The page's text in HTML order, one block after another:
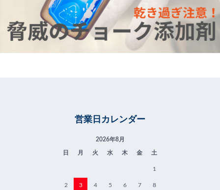
営業日カレンダー
2026年8月
日 月 火 水 木 金 土
1
2 3 4 5 6 7 8